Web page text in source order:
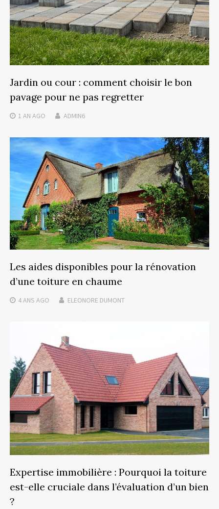
Jardin ou cour : comment choisir le bon
pavage pour ne pas regretter
1 AN AGO ADMIN6
Les aides disponibles pour la rénovation
d’une toiture en chaume
4 ANS AGO ELEONORE DUMONT
Expertise immobilière : Pourquoi la toiture
est-elle cruciale dans l’évaluation d’un bien
?